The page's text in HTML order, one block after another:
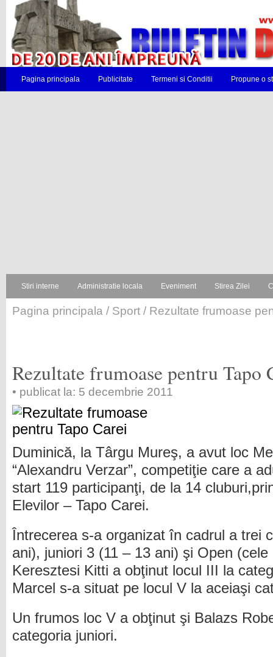
Pagina principala Publicitate Termeni si Conditii Propune o
Stiri interne Administratie locala Eveniment Stirea Zilei
Pagina principala / Sport / Rezultate frumoase
Rezultate frumoase pentru Tapo
• publicat la: 5 decembrie 2011
Duminică, la Târgu Mureş, a avut loc
“Alexandru Verzar”, competiţie care a
start 119 participanţi, de la 14
Elevilor – Tapo Carei.
Întrecerea s-a organizat în cadrul a trei
ani), juniori 3 (11 – 13 ani) şi Open
Keresztesi Kitti a obţinut locul III la
Marcel s-a situat pe locul V la aceiaşi
Un frumos loc V a obţinut şi Balazs
categoria juniori.